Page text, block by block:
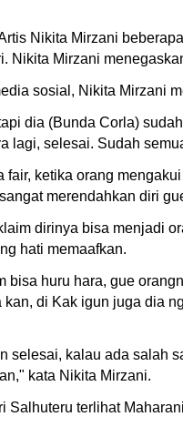
Nikita Mirzani
Nikita Mirzani
sosial, Nikita Mirzani
dia (Bunda Corla)
lagi, selesai. Sudah
fair, ketika orang
merendahkan diri
dirinya bisa menjadi
hati memaafkan.
bisa huru hara, gue
kan, di Kak igun juga dia
selesai, kalau ada salah
kata Nikita Mirzani.
Salhuteru terlihat